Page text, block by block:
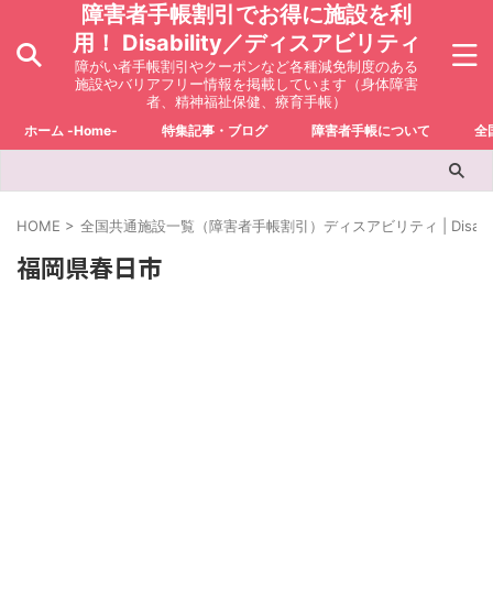
障害者手帳割引でお得に施設を利
用！ Disability／ディスアビリティ
障がい者手帳割引やクーポンなど各種減免制度のある
施設やバリアフリー情報を掲載しています（身体障害
者、精神福祉保健、療育手帳）
ホーム -Home- 特集記事・ブログ 障害者手帳について 全
HOME > 全国共通施設一覧（障害者手帳割引）ディスアビリティ |
福岡県春日市